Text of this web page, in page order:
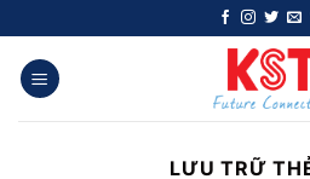
đến
nội
dung
LƯU TRỮ